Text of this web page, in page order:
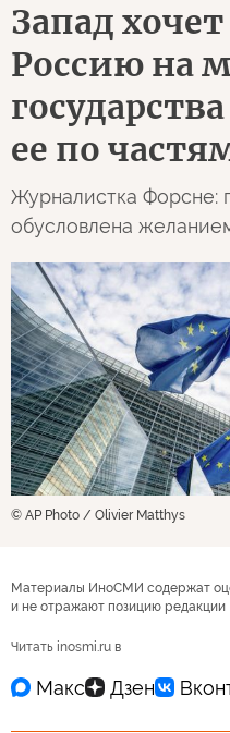
Запад
Россию на
ее по
Журналистка Форсне:
обусловлена
© AP Photo / Olivier Matthys
Материалы ИноСМИ содержат
и не отражают позицию
Читать inosmi.ru в